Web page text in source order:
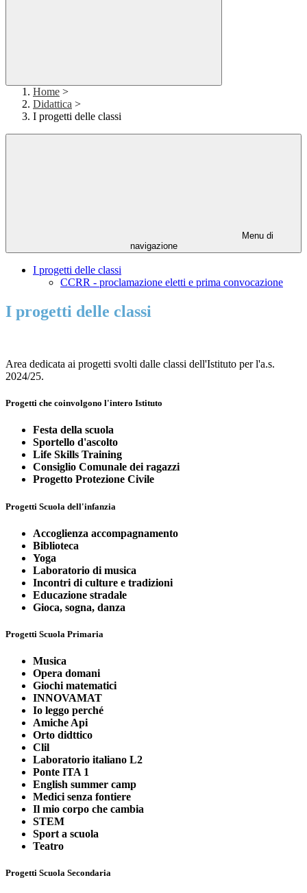
Home >
Didattica >
I progetti delle classi
Menu di
navigazione
I progetti delle classi
CCRR - proclamazione eletti e prima convocazione
I progetti delle classi
Area dedicata ai progetti svolti dalle classi dell'Istituto per l'a.s.
2024/25.
Progetti che coinvolgono l'intero Istituto
Festa della scuola
Sportello d'ascolto
Life Skills Training
Consiglio Comunale dei ragazzi
Progetto Protezione Civile
Progetti Scuola dell'infanzia
Accoglienza accompagnamento
Biblioteca
Yoga
Laboratorio di musica
Incontri di culture e tradizioni
Educazione stradale
Gioca, sogna, danza
Progetti Scuola Primaria
Musica
Opera domani
Giochi matematici
INNOVAMAT
Io leggo perché
Amiche Api
Orto didttico
Clil
Laboratorio italiano L2
Ponte ITA 1
English summer camp
Medici senza fontiere
Il mio corpo che cambia
STEM
Sport a scuola
Teatro
Progetti Scuola Secondaria